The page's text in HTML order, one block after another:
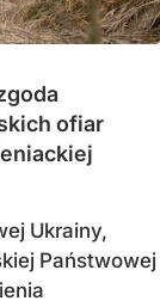
ofiar
Ukrainy,
Państwowej